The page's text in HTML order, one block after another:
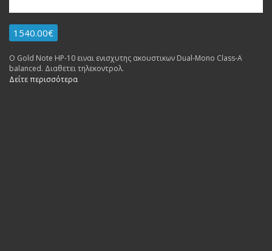
1540.00€
Ο Gold Note HP-10 ειναι ενισχυτης ακουστικων Dual-Mono Class-A
balanced. Διαθετει τηλεκοντρολ.
Δείτε περισσότερα